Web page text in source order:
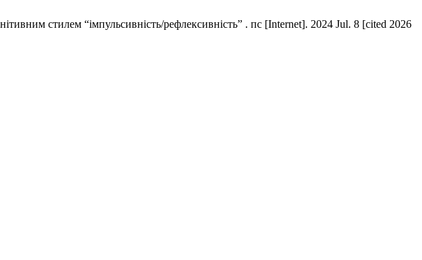
стилем “імпульсивність/рефлексивність” . пс [Internet]. 2024 Jul. 8 [cited 2026